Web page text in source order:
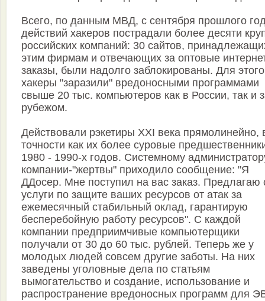
Всего, по данным МВД, с сентября прошлого
действий хакеров пострадали более десяти
российских компаний: 30 сайтов,
этим фирмам и отвечающих за оптовые
заказы, были надолго заблокированы. Для этого
хакеры "заразили" вредоносными программами
свыше 20 тыс. компьютеров как в России, так и
рубежом.
Действовали рэкетиры XXI века прямолинейно,
точности как их более суровые
1980 - 1990-х годов. Системному
компании-"жертвы" приходило сообщение: "Я
ДДосер. Мне поступил на вас заказ. Предлагаю
услуги по защите ваших ресурсов от атак за
ежемесячный стабильный оклад, гарантирую
бесперебойную работу ресурсов". С каждой
компании предприимчивые компьютерщики
получали от 30 до 60 тыс. рублей. Теперь же у
молодых людей совсем другие заботы. На них
заведены уголовные дела по статьям
вымогательство и создание, использование и
распространение вредоносных программ для